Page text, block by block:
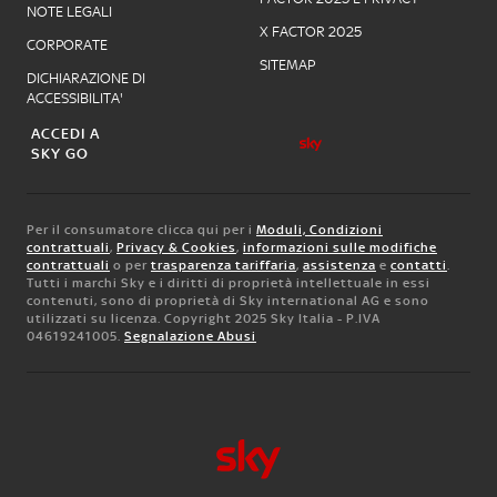
NOTE LEGALI
CORPORATE
DICHIARAZIONE DI
ACCESSIBILITA'
X FACTOR 2025
SITEMAP
ACCEDI A
SKY GO
Per il consumatore clicca qui per i Moduli, Condizioni
contrattuali, Privacy & Cookies, informazioni sulle modifiche
contrattuali o per trasparenza tariffaria, assistenza e contatti.
Tutti i marchi Sky e i diritti di proprietà intellettuale in essi
contenuti, sono di proprietà di Sky international AG e sono
utilizzati su licenza. Copyright 2025 Sky Italia - P.IVA
04619241005. Segnalazione Abusi